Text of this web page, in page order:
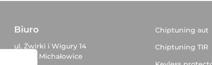
Biuro
ul. Żwirki i Wigury 14
05–816 Michałowice
Chiptuning aut
Chiptuning TIR